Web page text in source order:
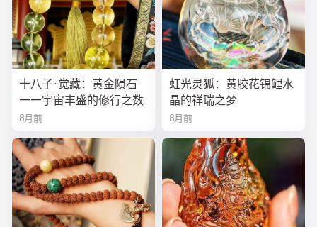
十八子·觉藏：黄金陨石
——宇宙丰盛的修行之数
8月前
虹光灵狐：黄胶花锦鲤水
晶的祥瑞之梦
8月前